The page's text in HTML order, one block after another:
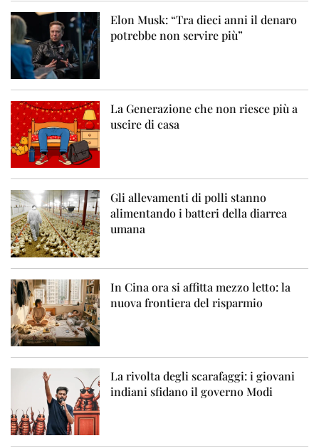
Elon Musk: “Tra dieci anni il denaro
potrebbe non servire più”
La Generazione che non riesce più a
uscire di casa
Gli allevamenti di polli stanno
alimentando i batteri della diarrea
umana
In Cina ora si affitta mezzo letto: la
nuova frontiera del risparmio
La rivolta degli scarafaggi: i giovani
indiani sfidano il governo Modi